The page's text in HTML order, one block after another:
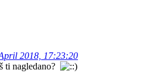
2018, 17:23:20
ti nagledano?